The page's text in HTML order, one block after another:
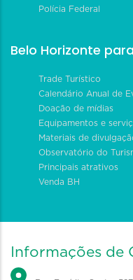
Polícia Federal
Belo Horizonte
Trade Turístico
Calendário Anual de
Doação de mídias
Equipamentos e
Materiais de
Observatório do
Principais atrativos
Venda BH
Informações de